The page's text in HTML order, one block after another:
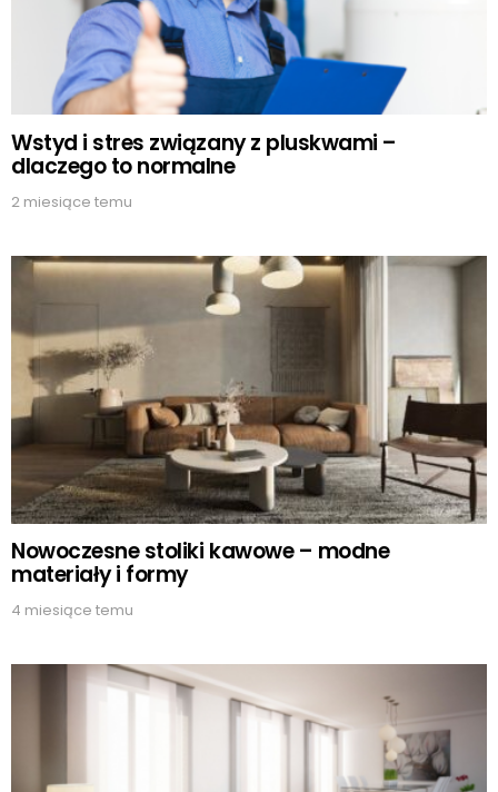
Wstyd i stres związany z pluskwami –
dlaczego to normalne
2 miesiące temu
Nowoczesne stoliki kawowe – modne
materiały i formy
4 miesiące temu